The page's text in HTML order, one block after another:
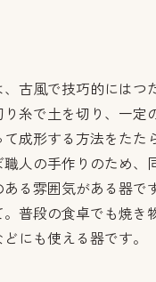
、古風で技巧的にはつ
り糸で土を切り、一定
て成形する方法をたた
職人の手作りのため、
ある雰囲気がある器で
。普段の食卓でも焼
にも使える器です。